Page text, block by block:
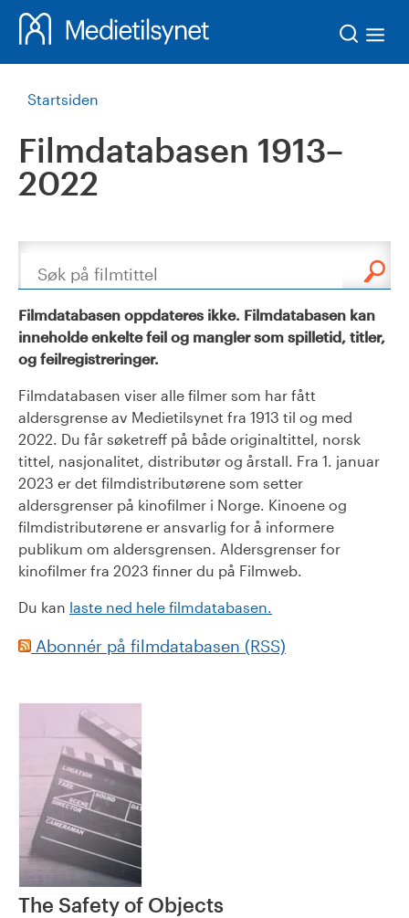
Startsiden
Filmdatabasen 1913–
2022
Søk
Filmdatabasen oppdateres ikke. Filmdatabasen kan
inneholde enkelte feil og mangler som spilletid, titler,
og feilregistreringer.
Filmdatabasen viser alle filmer som har fått
aldersgrense av Medietilsynet fra 1913 til og med
2022. Du får søketreff på både originaltittel, norsk
tittel, nasjonalitet, distributør og årstall. Fra 1. januar
2023 er det filmdistributørene som setter
aldersgrenser på kinofilmer i Norge. Kinoene og
filmdistributørene er ansvarlig for å informere
publikum om aldersgrensen. Aldersgrenser for
kinofilmer fra 2023 finner du på Filmweb.
Du kan laste ned hele filmdatabasen.
Abonnér på filmdatabasen (RSS)
The Safety of Objects